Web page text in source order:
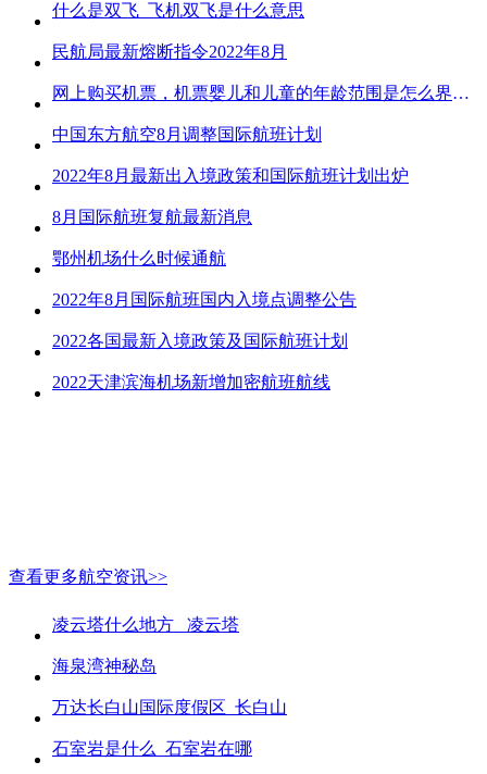
什么是双飞_飞机双飞是什么意思
民航局最新熔断指令2022年8月
网上购买机票，机票婴儿和儿童的年龄范围是怎么界定的？
中国东方航空8月调整国际航班计划
2022年8月最新出入境政策和国际航班计划出炉
8月国际航班复航最新消息
鄂州机场什么时候通航
2022年8月国际航班国内入境点调整公告
2022各国最新入境政策及国际航班计划
2022天津滨海机场新增加密航班航线
查看更多航空资讯>>
凌云塔什么地方_ 凌云塔
海泉湾神秘岛
万达长白山国际度假区_长白山
石室岩是什么_石室岩在哪